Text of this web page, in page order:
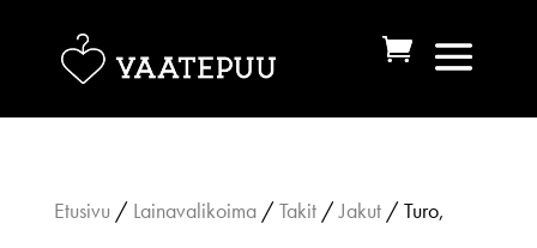
Etusivu / Lainavalikoima/Takit/Jakut/ Turo,